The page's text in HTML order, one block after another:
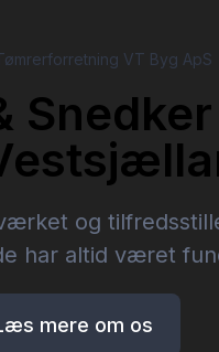
VT Byg ApS
og
har altid været
mere om os